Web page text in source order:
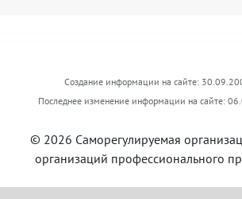
Создание информации на сайте:
Последнее изменение информации на сайте:
© 2026 Саморегулируемая
организаций профессионального